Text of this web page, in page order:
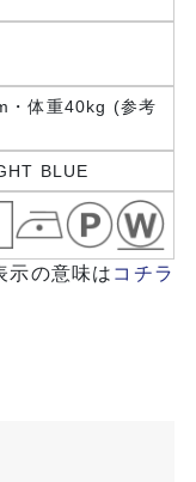
・体重40kg (参考
BLUE
示の意味は コチラ